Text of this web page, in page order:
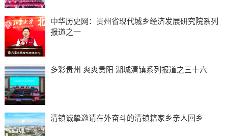
中华历史网：贵州省现代城乡经济发展研究院系列
报道之一
多彩贵州 爽爽贵阳 湖城清镇系列报道之三十六
清镇诚挚邀请在外奋斗的清镇籍家乡亲人回乡